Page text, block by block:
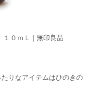
０ｍＬ | 無印良品
りなアイテムはひのきの